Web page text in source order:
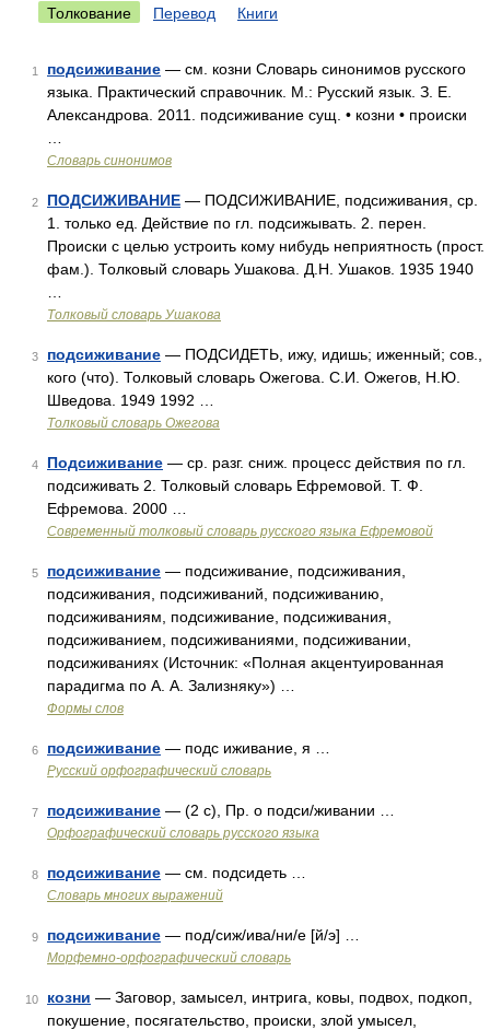
Толкование Перевод Книги
1 подсиживание — см. козни Словарь синонимов русского
языка. Практический справочник. М.: Русский язык. З. Е.
Александрова. 2011. подсиживание сущ. • козни • происки
Словарь синонимов
2 ПОДСИЖИВАНИЕ — ПОДСИЖИВАНИЕ, подсиживания, ср.
1. только ед. Действие по гл. подсижывать. 2. перен.
Происки с целью устроить кому нибудь неприятность (прост.
фам.). Толковый словарь Ушакова. Д.Н. Ушаков. 1935 1940
Толковый словарь Ушакова
3 подсиживание — ПОДСИДЕТЬ, ижу, идишь; иженный; сов.,
кого (что). Толковый словарь Ожегова. С.И. Ожегов, Н.Ю.
Шведова. 1949 1992 …
Толковый словарь Ожегова
4 Подсиживание — ср. разг. сниж. процесс действия по гл.
подсиживать 2. Толковый словарь Ефремовой. Т. Ф.
Ефремова. 2000 …
Современный толковый словарь русского языка Ефремовой
5 подсиживание — подсиживание, подсиживания,
подсиживания, подсиживаний, подсиживанию,
подсиживаниям, подсиживание, подсиживания,
подсиживанием, подсиживаниями, подсиживании,
подсиживаниях (Источник: «Полная акцентуированная
парадигма по А. А. Зализняку») …
Формы слов
6 подсиживание — подс иживание, я …
Русский орфографический словарь
7 подсиживание — (2 с), Пр. о подси/живании …
Орфографический словарь русского языка
8 подсиживание — см. подсидеть …
Словарь многих выражений
9 подсиживание — под/сиж/ива/ни/е [й/э] …
Морфемно-орфографический словарь
10 козни — Заговор, замысел, интрига, ковы, подвох, подкоп,
покушение, посягательство, происки, злой умысел,